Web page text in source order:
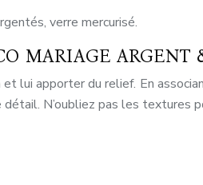
verre mercurisé.
MARIAGE
lui apporter du relief. En
N’oubliez pas les textures